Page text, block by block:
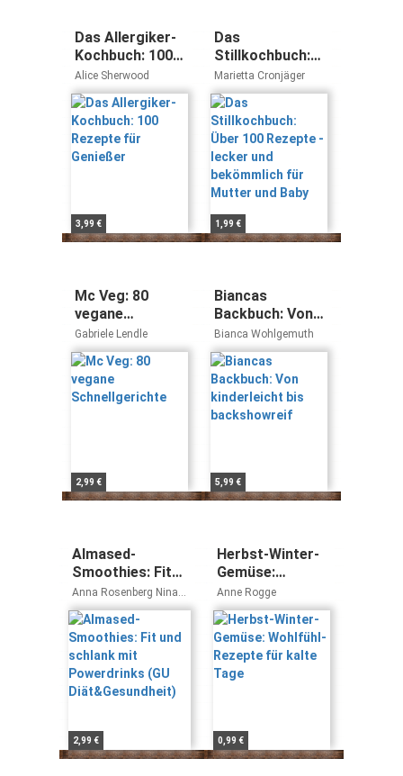
Das Allergiker-
Kochbuch: 100
Rezepte für
Genießer
Alice Sherwood
3,99 €
Das
Stillkochbuch:
Über 100
Rezepte - lecker
und bekömmlich
für Mutter und
Baby
Marietta Cronjäger
1,99 €
Mc Veg: 80
vegane
Schnellgerichte
Gabriele Lendle
2,99 €
Biancas
Backbuch: Von
kinderleicht bis
backshowreif
Bianca Wohlgemuth
5,99 €
Almased-
Smoothies: Fit
und schlank mit
Powerdrinks (GU
Diät&Gesundheit)
Anna Rosenberg Nina
Schuhmacher
2,99 €
Herbst-Winter-
Gemüse:
Wohlfühl-
Rezepte für
kalte Tage
Anne Rogge
0,99 €